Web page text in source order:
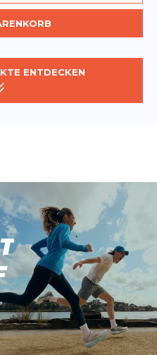
ENTDECKEN